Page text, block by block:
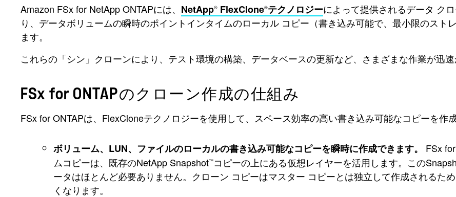
Amazon FSx for NetApp ONTAPには、 NetApp® FlexClone®テクノロジーによって提供されるデータ ク
り、データボリュームの瞬時のポイントインタイムのローカル コピー（書き込み可能で、最小限のスト
ます。
これらの「シン」クローンにより、テスト環境の構築、データベースの更新など、さまざまな作業が迅速
FSx for ONTAPのクローン作成の仕組み
FSx for ONTAPは、FlexCloneテクノロジーを使用して、スペース効率の高い書き込み可能なコピーを作
ボリューム、LUN、ファイルのローカルの書き込み可能なコピーを瞬時に作成できます。
FSx
ムコピーは、既存のNetApp Snapshot™コピーの上にある仮想レイヤーを活用します。この
ータはほとんど必要ありません。クローン コピーはマスター コピーとは独立して作成されるた
くなります。